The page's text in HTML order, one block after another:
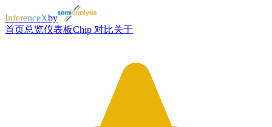
InferenceXby
首页总览仪表板Chip 对比关于